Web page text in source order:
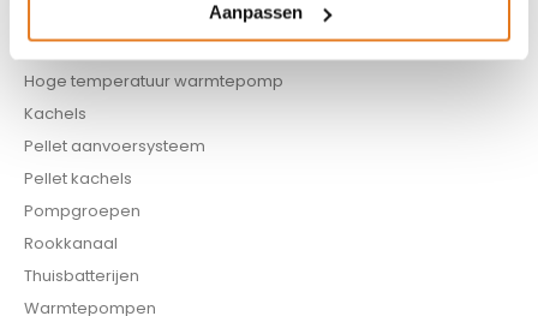
Aanpassen
Infrarood panelen
Hoge temperatuur warmtepomp
Kachels
Pellet aanvoersysteem
Pellet kachels
Pompgroepen
Rookkanaal
Thuisbatterijen
Warmtepompen